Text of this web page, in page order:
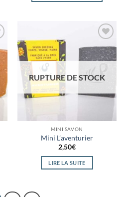
Ajouter
à la
wishlist
RUPTURE DE STOCK
MINI SAVON
Mini L’aventurier
2,50€
LIRE LA SUITE